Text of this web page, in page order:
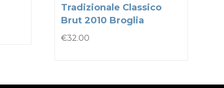
Tradizionale Classico
Brut 2010 Broglia
€32.00